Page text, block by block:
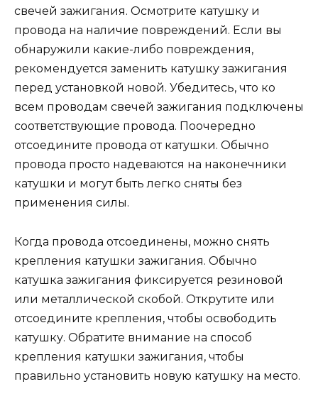
свечей зажигания. Осмотрите катушку и
провода на наличие повреждений. Если вы
обнаружили какие-либо повреждения,
рекомендуется заменить катушку зажигания
перед установкой новой. Убедитесь, что ко
всем проводам свечей зажигания подключены
соответствующие провода. Поочередно
отсоедините провода от катушки. Обычно
провода просто надеваются на наконечники
катушки и могут быть легко сняты без
применения силы.
Когда провода отсоединены, можно снять
крепления катушки зажигания. Обычно
катушка зажигания фиксируется резиновой
или металлической скобой. Открутите или
отсоедините крепления, чтобы освободить
катушку. Обратите внимание на способ
крепления катушки зажигания, чтобы
правильно установить новую катушку на место.